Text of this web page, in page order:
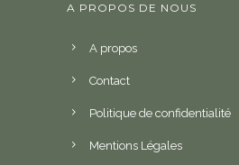
A PROPOS DE NOUS
A propos
Contact
Politique de confidentialité
Mentions Légales